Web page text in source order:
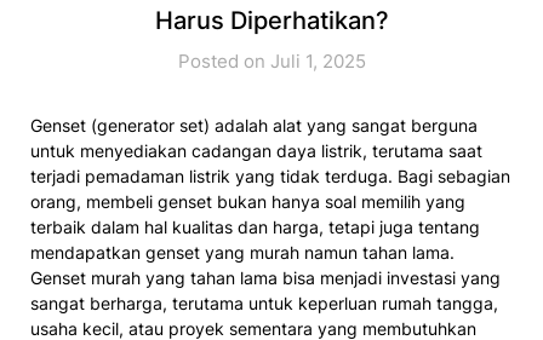
Harus Diperhatikan?
Posted on Juli 1, 2025
Genset (generator set) adalah alat yang sangat berguna
untuk menyediakan cadangan daya listrik, terutama saat
terjadi pemadaman listrik yang tidak terduga. Bagi sebagian
orang, membeli genset bukan hanya soal memilih yang
terbaik dalam hal kualitas dan harga, tetapi juga tentang
mendapatkan genset yang murah namun tahan lama.
Genset murah yang tahan lama bisa menjadi investasi yang
sangat berharga, terutama untuk keperluan rumah tangga,
usaha kecil, atau proyek sementara yang membutuhkan